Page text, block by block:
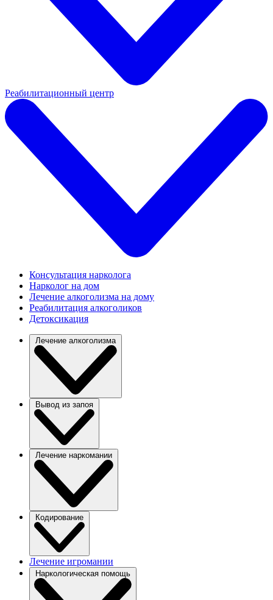
Реабилитационный центр
Консультация нарколога
Нарколог на дом
Лечение алкоголизма на дому
Реабилитация алкоголиков
Детоксикация
Лечение алкоголизма
Вывод из запоя
Лечение наркомании
Кодирование
Лечение игромании
Наркологическая помощь